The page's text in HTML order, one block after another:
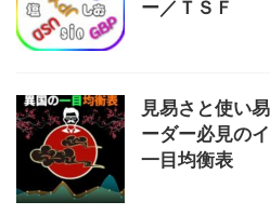
ー／ＴＳＦ
見易さと使い
ーダー必見の
一目均衡表